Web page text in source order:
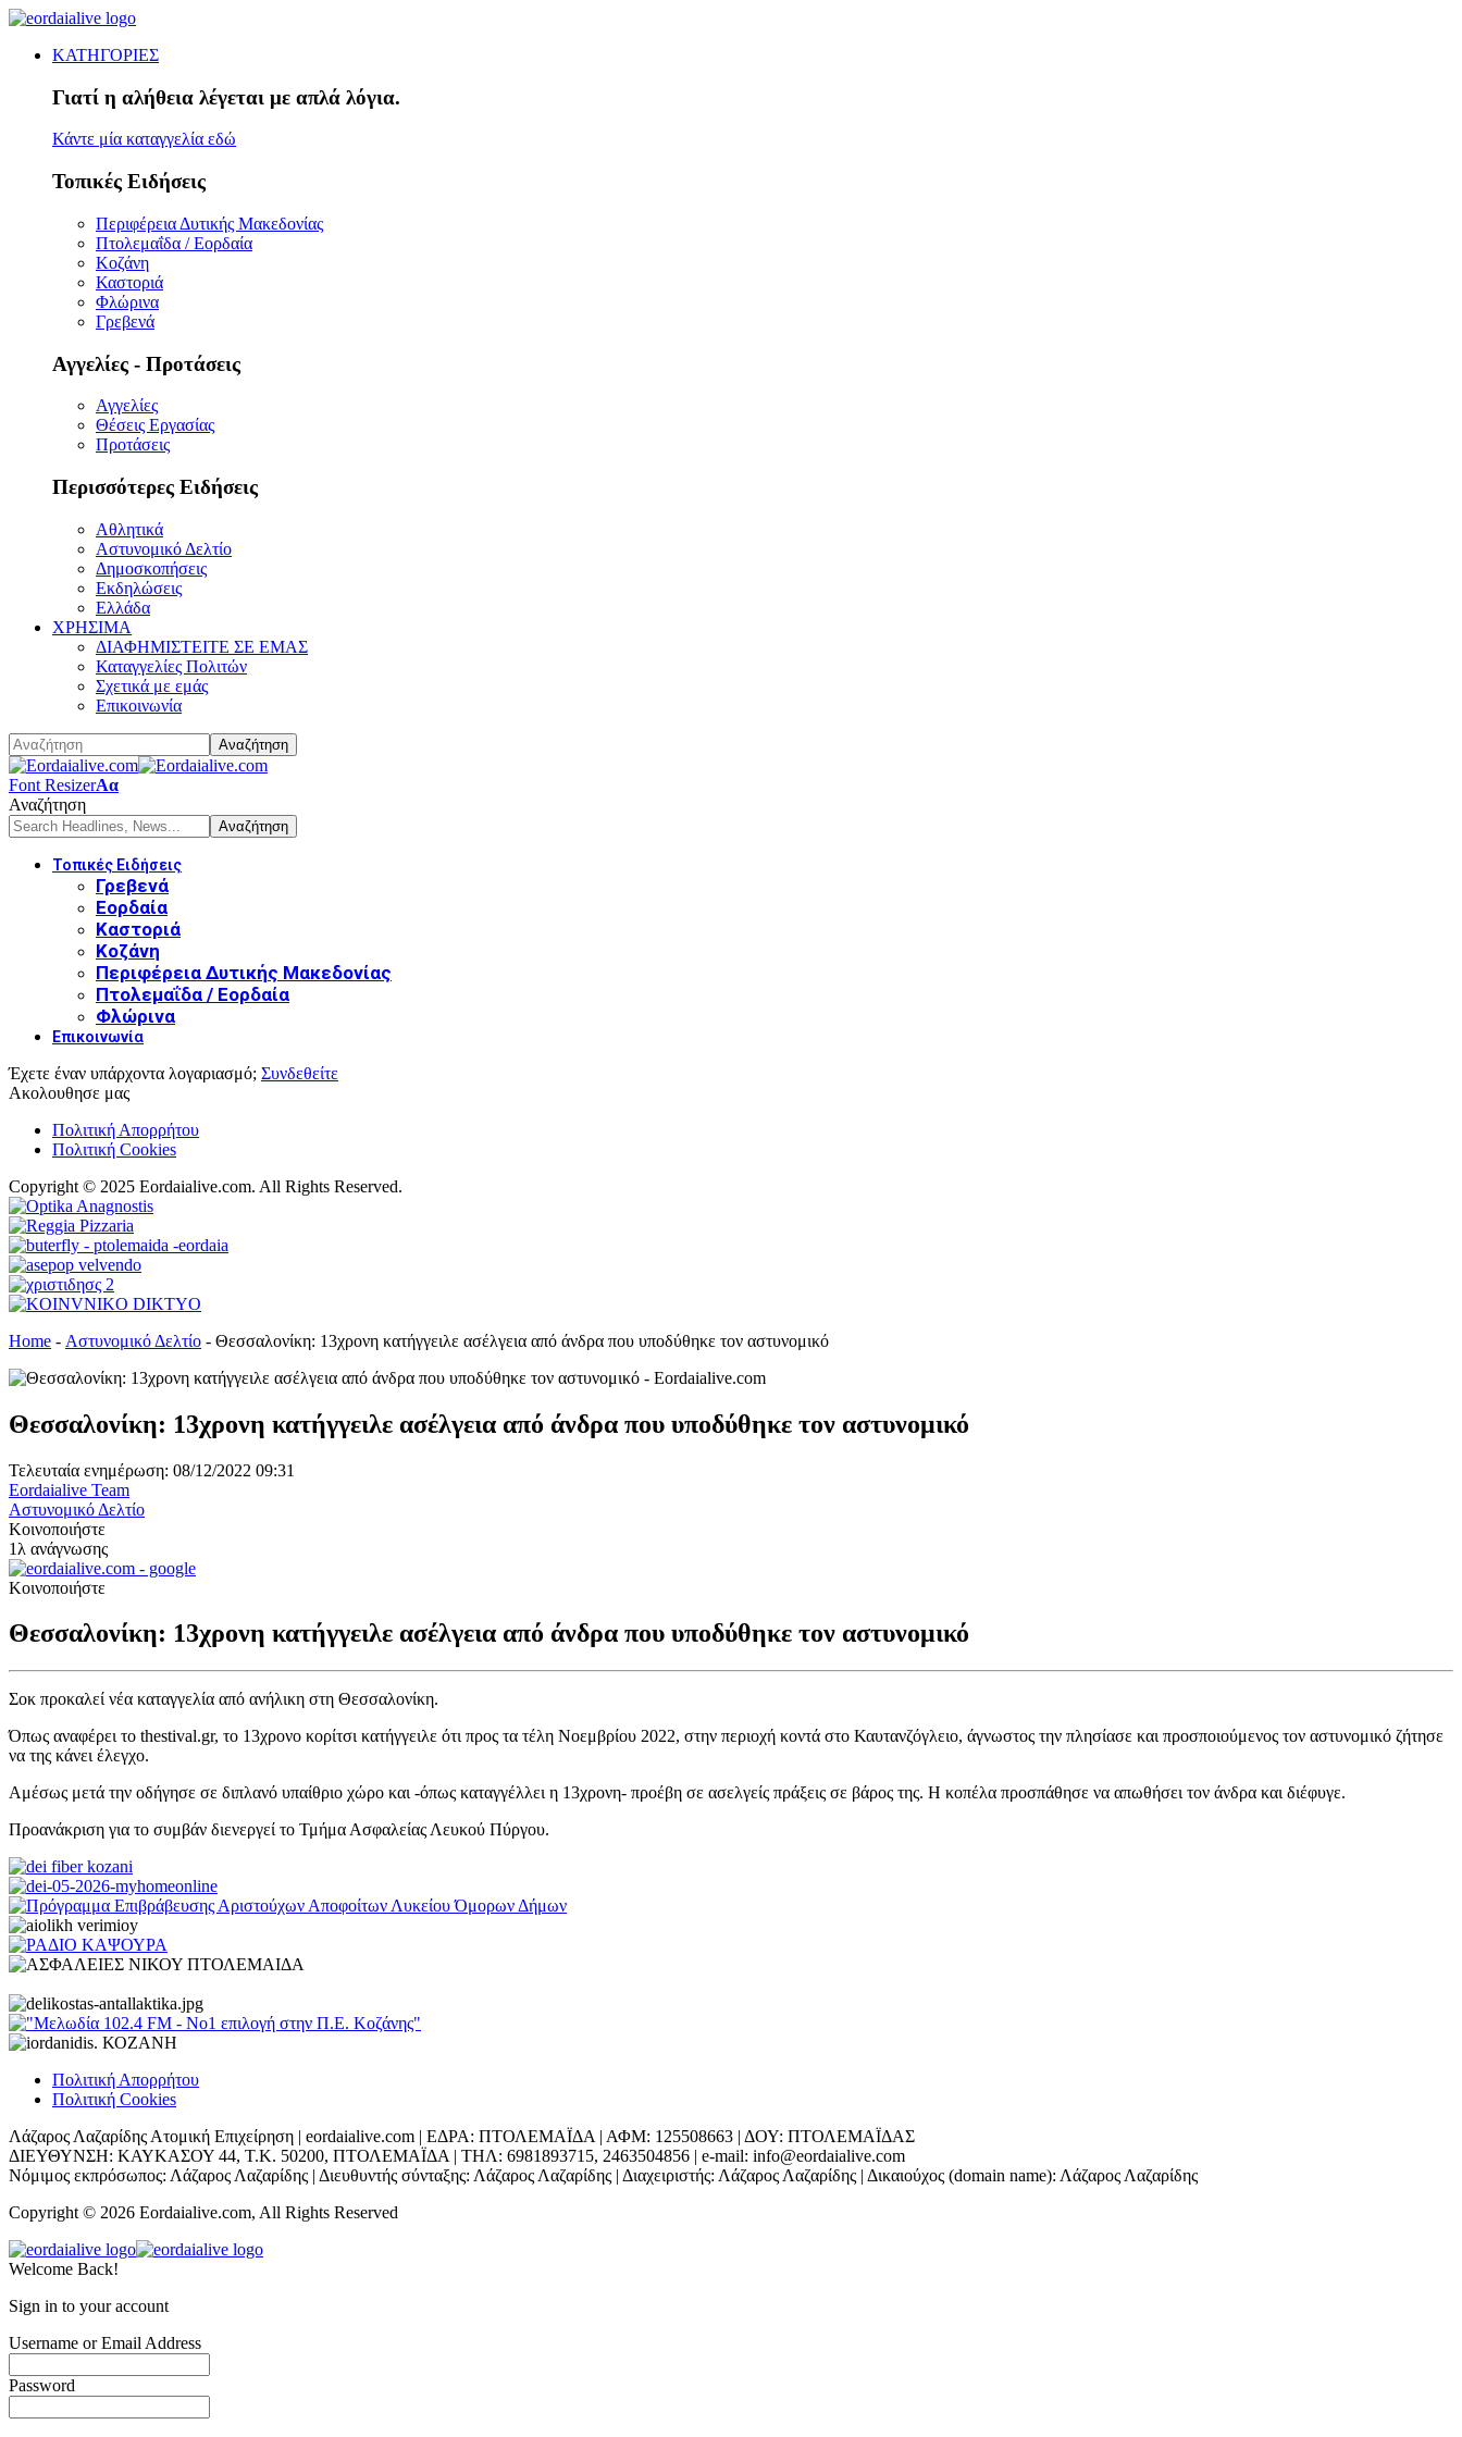
ΚΑΤΗΓΟΡΙΕΣ
Γιατί η αλήθεια λέγεται με απλά λόγια.
Κάντε μία καταγγελία εδώ
Τοπικές Ειδήσεις
Περιφέρεια Δυτικής Μακεδονίας
Πτολεμαΐδα / Εορδαία
Κοζάνη
Καστοριά
Φλώρινα
Γρεβενά
Αγγελίες - Προτάσεις
Αγγελίες
Θέσεις Εργασίας
Προτάσεις
Περισσότερες Ειδήσεις
Αθλητικά
Αστυνομικό Δελτίο
Δημοσκοπήσεις
Εκδηλώσεις
Ελλάδα
ΧΡΗΣΙΜΑ
ΔΙΑΦΗΜΙΣΤΕΙΤΕ ΣΕ ΕΜΑΣ
Καταγγελίες Πολιτών
Σχετικά με εμάς
Επικοινωνία
Font ResizerΑα
Αναζήτηση
Τοπικές Ειδήσεις
Γρεβενά
Εορδαία
Καστοριά
Κοζάνη
Περιφέρεια Δυτικής Μακεδονίας
Πτολεμαΐδα / Εορδαία
Φλώρινα
Επικοινωνία
Έχετε έναν υπάρχοντα λογαριασμό; Συνδεθείτε
Ακολουθησε μας
Πολιτική Απορρήτου
Πολιτική Cookies
Copyright © 2025 Eordaialive.com. All Rights Reserved.
Home - Αστυνομικό Δελτίο - Θεσσαλονίκη: 13χρονη κατήγγειλε ασέλγεια από άνδρα που υποδύθηκε τον αστυνομικό
Θεσσαλονίκη: 13χρονη κατήγγειλε ασέλγεια από άνδρα που υποδύθηκε τον αστυνομικό
Τελευταία ενημέρωση: 08/12/2022 09:31
Eordaialive Team
Αστυνομικό Δελτίο
Κοινοποιήστε
1λ ανάγνωσης
Κοινοποιήστε
Θεσσαλονίκη: 13χρονη κατήγγειλε ασέλγεια από άνδρα που υποδύθηκε τον αστυνομικό
Σοκ προκαλεί νέα καταγγελία από ανήλικη στη Θεσσαλονίκη.
Όπως αναφέρει το thestival.gr, το 13χρονο κορίτσι κατήγγειλε ότι προς τα τέλη Νοεμβρίου 2022, στην περιοχή κοντά στο Καυτανζόγλειο, άγνωστος την πλησίασε και προσποιούμενος τον αστυνομικό ζήτησε
να της κάνει έλεγχο.
Αμέσως μετά την οδήγησε σε διπλανό υπαίθριο χώρο και -όπως καταγγέλλει η 13χρονη- προέβη σε ασελγείς πράξεις σε βάρος της. Η κοπέλα προσπάθησε να απωθήσει τον άνδρα και διέφυγε.
Προανάκριση για το συμβάν διενεργεί το Τμήμα Ασφαλείας Λευκού Πύργου.
Πολιτική Απορρήτου
Πολιτική Cookies
Λάζαρος Λαζαρίδης Ατομική Επιχείρηση | eordaialive.com | ΕΔΡΑ: ΠΤΟΛΕΜΑΪΔΑ | ΑΦΜ: 125508663 | ΔΟΥ: ΠΤΟΛΕΜΑΪΔΑΣ
ΔΙΕΥΘΥΝΣΗ: ΚΑΥΚΑΣΟΥ 44, Τ.Κ. 50200, ΠΤΟΛΕΜΑΪΔΑ | ΤΗΛ: 6981893715, 2463504856 | e-mail: info@eordaialive.com
Νόμιμος εκπρόσωπος: Λάζαρος Λαζαρίδης | Διευθυντής σύνταξης: Λάζαρος Λαζαρίδης | Διαχειριστής: Λάζαρος Λαζαρίδης | Δικαιούχος (domain name): Λάζαρος Λαζαρίδης
Copyright © 2026 Eordaialive.com, All Rights Reserved
Welcome Back!
Sign in to your account
Username or Email Address
Password